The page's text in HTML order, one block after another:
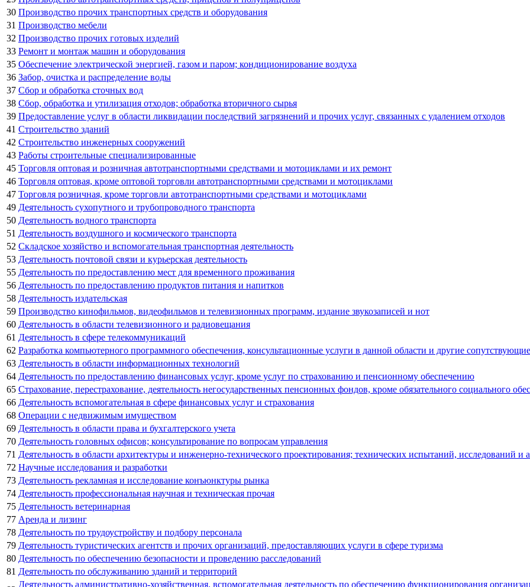
30 Производство прочих транспортных средств и оборудования
31 Производство мебели
32 Производство прочих готовых изделий
33 Ремонт и монтаж машин и оборудования
35 Обеспечение электрической энергией, газом и паром; кондиционирование воздуха
36 Забор, очистка и распределение воды
37 Сбор и обработка сточных вод
38 Сбор, обработка и утилизация отходов; обработка вторичного сырья
39 Предоставление услуг в области ликвидации последствий загрязнений и прочих услуг, связанных с удалением отходов
41 Строительство зданий
42 Строительство инженерных сооружений
43 Работы строительные специализированные
45 Торговля оптовая и розничная автотранспортными средствами и мотоциклами и их ремонт
46 Торговля оптовая, кроме оптовой торговли автотранспортными средствами и мотоциклами
47 Торговля розничная, кроме торговли автотранспортными средствами и мотоциклами
49 Деятельность сухопутного и трубопроводного транспорта
50 Деятельность водного транспорта
51 Деятельность воздушного и космического транспорта
52 Складское хозяйство и вспомогательная транспортная деятельность
53 Деятельность почтовой связи и курьерская деятельность
55 Деятельность по предоставлению мест для временного проживания
56 Деятельность по предоставлению продуктов питания и напитков
58 Деятельность издательская
59 Производство кинофильмов, видеофильмов и телевизионных программ, издание звукозаписей и нот
60 Деятельность в области телевизионного и радиовещания
61 Деятельность в сфере телекоммуникаций
62 Разработка компьютерного программного обеспечения, консультационные услуги в данной области и другие
63 Деятельность в области информационных технологий
64 Деятельность по предоставлению финансовых услуг, кроме услуг по страхованию и пенсионному обеспечению
65 Страхование, перестрахование, деятельность негосударственных пенсионных фондов, кроме обязательного социального
66 Деятельность вспомогательная в сфере финансовых услуг и страхования
68 Операции с недвижимым имуществом
69 Деятельность в области права и бухгалтерского учета
70 Деятельность головных офисов; консультирование по вопросам управления
71 Деятельность в области архитектуры и инженерно-технического проектирования; технических испытаний, исследований и
72 Научные исследования и разработки
73 Деятельность рекламная и исследование конъюнктуры рынка
74 Деятельность профессиональная научная и техническая прочая
75 Деятельность ветеринарная
77 Аренда и лизинг
78 Деятельность по трудоустройству и подбору персонала
79 Деятельность туристических агентств и прочих организаций, предоставляющих услуги в сфере туризма
80 Деятельность по обеспечению безопасности и проведению расследований
81 Деятельность по обслуживанию зданий и территорий
Деятельность административно-хозяйственная, вспомогательная деятельность по обеспечению функционирования